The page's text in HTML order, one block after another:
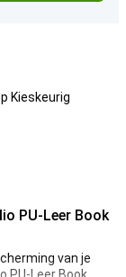
Kieskeurig
PU-Leer Book
van je